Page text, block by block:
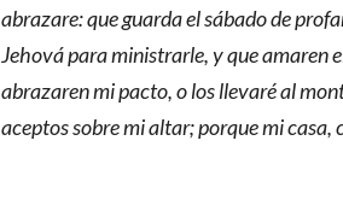
abrazare: que guarda el sábado de
Jehová para ministrarle, y que amaren
abrazaren mi pacto, o los llevaré al
aceptos sobre mi altar; porque mi casa,